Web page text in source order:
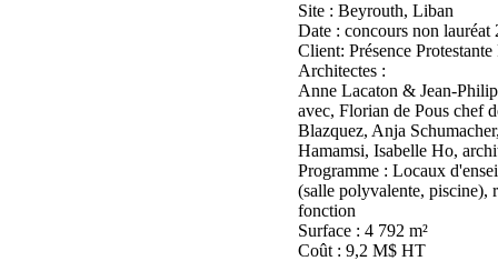
Site : Beyrouth, Liban
Date : concours non lauréat
Client: Présence
Architectes :
Anne Lacaton & Jean-
avec, Florian de Pous chef
Blazquez, Anja
Hamamsi, Isabelle Ho,
Programme : Locaux
(salle polyvalente, piscine),
fonction
Surface : 4 792 m²
Coût : 9,2 M$ HT